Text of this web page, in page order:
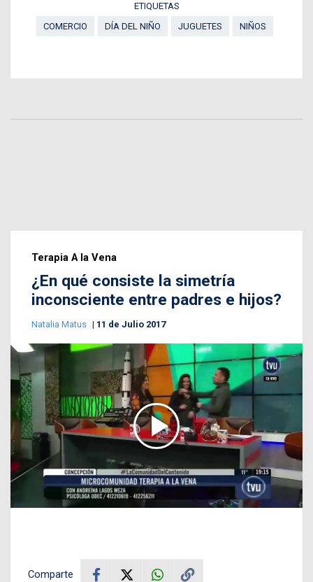
ETIQUETAS
COMERCIO
DÍA DEL NIÑO JUGUETES NIÑOS
Terapia A la Vena
¿En qué consiste la simetría
inconsciente entre padres e hijos?
Natalia Matus 11 de Julio 2017
Comparte